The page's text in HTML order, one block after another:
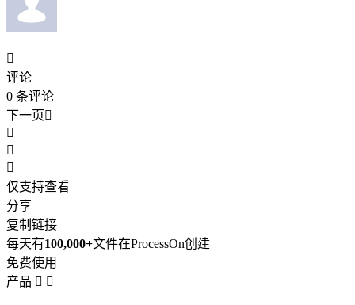

评论
0 条评论
下一页



仅支持查看
分享
复制链接
每天有100,000+文件在ProcessOn创建
免费使用
产品  